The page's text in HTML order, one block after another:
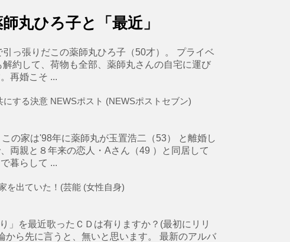
丸ひろ子と「最近」
っ張りだこの薬師丸ひろ子（50才）。 プライベ
約して、荷物も全部、薬師丸さんの自宅に運び
再婚こそ ...
する決意 NEWSポスト (NEWSポストセブン)
の家は'98年に薬師丸が玉置浩二（53） と離婚し
両親と８年来の恋人・Aさん（49 ）と同居して
暮らして ...
を出ていた！(芸能 (女性自身)
」を最近歌ったＣＤは有りますか？(最初にリリ
ら先に言うと、無いと思います。 最新のアルバ